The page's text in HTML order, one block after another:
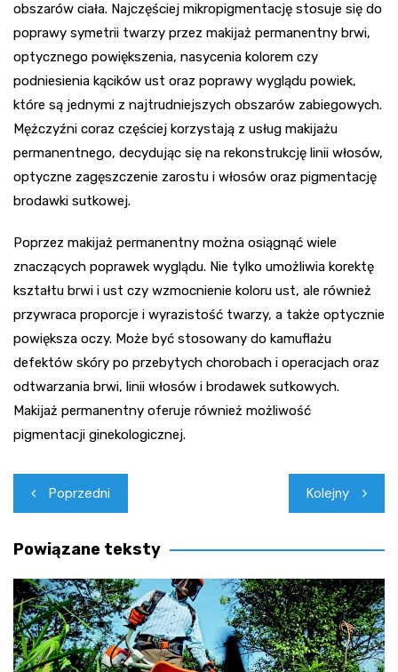
obszarów ciała. Najczęściej mikropigmentację stosuje się do
poprawy symetrii twarzy przez makijaż permanentny brwi,
optycznego powiększenia, nasycenia kolorem czy
podniesienia kącików ust oraz poprawy wyglądu powiek,
które są jednymi z najtrudniejszych obszarów zabiegowych.
Mężczyźni coraz częściej korzystają z usług makijażu
permanentnego, decydując się na rekonstrukcję linii włosów,
optyczne zagęszczenie zarostu i włosów oraz pigmentację
brodawki sutkowej.
Poprzez makijaż permanentny można osiągnąć wiele
znaczących poprawek wyglądu. Nie tylko umożliwia korektę
kształtu brwi i ust czy wzmocnienie koloru ust, ale również
przywraca proporcje i wyrazistość twarzy, a także optycznie
powiększa oczy. Może być stosowany do kamuflażu
defektów skóry po przebytych chorobach i operacjach oraz
odtwarzania brwi, linii włosów i brodawek sutkowych.
Makijaż permanentny oferuje również możliwość
pigmentacji ginekologicznej.
Nawigacja
wpisu
Poprzedni Kolejny
Powiązane teksty